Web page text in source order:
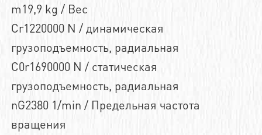
m19,9 kg / Вес
Cr1220000 N / динамическая
грузоподъемность, радиальная
C0r1690000 N / статическая
грузоподъемность, радиальная
nG2380 1/min / Предельная частота
вращения